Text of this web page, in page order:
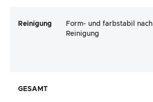
Reinigung
Form- und farbstabil nach
Reinigung
GESAMT